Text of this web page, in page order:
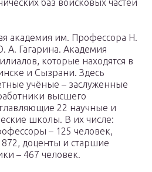
баз войсковых частей
академия им. Профессора Н.
А. Гагарина. Академия
которые находятся в
и Сызрани. Здесь
учёные – заслуженные
высшего
22 научные и
школы. В их числе:
– 125 человек,
доценты и старшие
– 467 человек.